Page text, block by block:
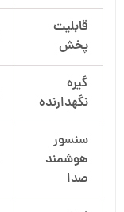
قابلیت
پخش
گیره
نگهدارنده
سنسور
هوشمند
صدا